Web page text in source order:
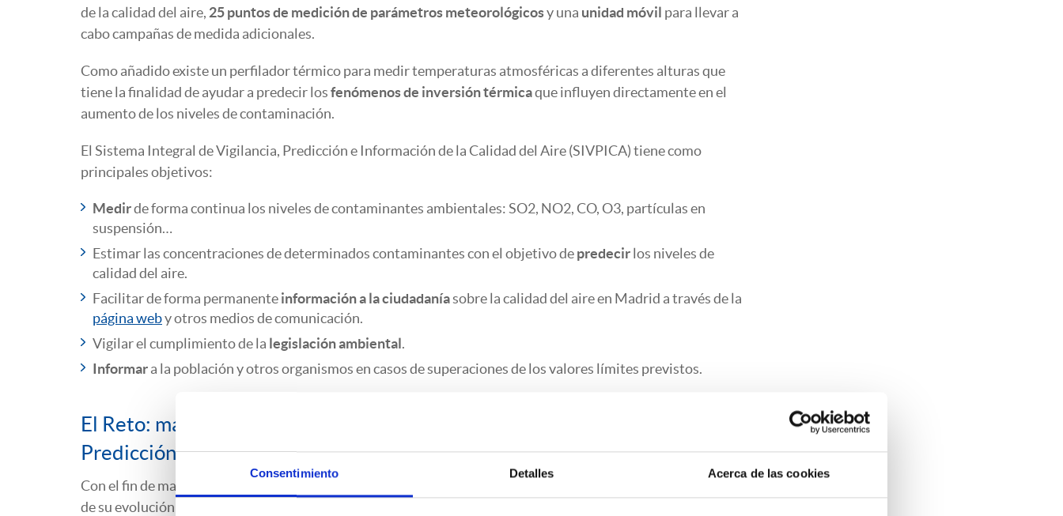
Consentimiento Detalles Acerca de las cookies
de la calidad del aire, 25 puntos de medición de parámetros meteorológicosy una unidad móvil para llevar a
cabo campañas de medida adicionales.
Como añadido existe un perfilador térmico para medir temperaturas atmosféricas a diferentes alturas que
tiene la finalidad de ayudar a predecir losfenómenos de inversión térmicaque influyen directamente en el
aumento de los niveles de contaminación.
El Sistema Integral de Vigilancia, Predicción e Información de la Calidad del Aire (SIVPICA) tiene como
principales objetivos:
Medirde forma continua los niveles de contaminantes ambientales: SO2, NO2, CO, O3, partículas en
suspensión…
Estimar las concentraciones de determinados contaminantes con el objetivo depredecirlos niveles de
calidad del aire.
Facilitar de forma permanenteinformación a la ciudadaníasobre la calidad del aire en Madrid a través de la
página weby otros medios de comunicación.
Vigilar el cumplimiento de la legislación ambiental.
Informara la población y otros organismos en casos de superaciones de los valores límites previstos.
El Reto: mantenimiento y explotación del Sistema Integral de Vigilancia,
Predicción e Información de la Calidad del Aire
Con el fin de mantener el nivel óptimo de funcionamiento y prestaciones de la Red de calidad del aire así como
de su evolución tecnológica en materia de adquisición, tratamiento y explotación de datos, información a la